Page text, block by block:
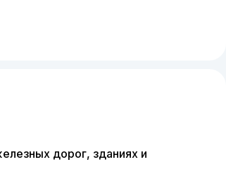
дорог, зданиях и